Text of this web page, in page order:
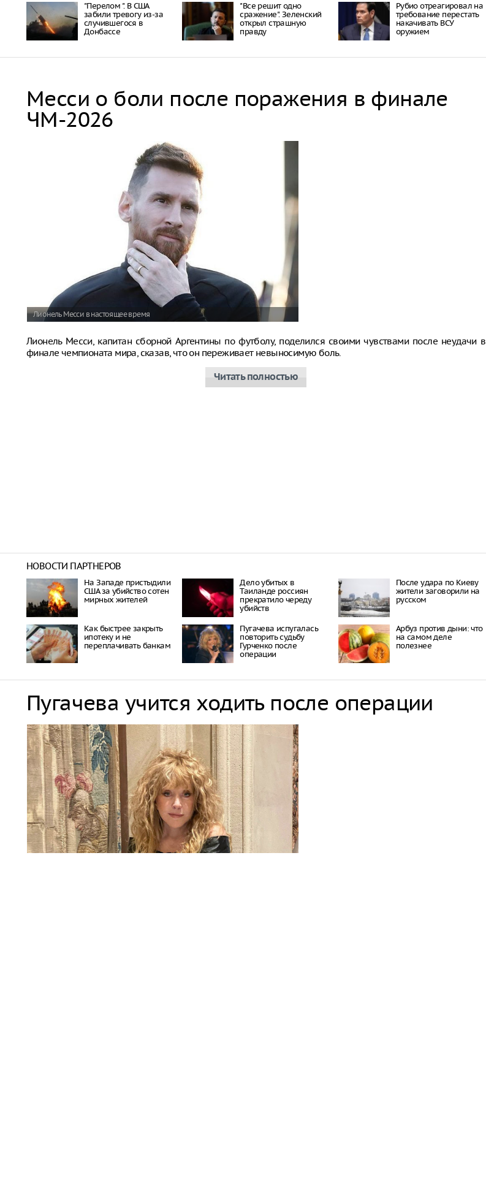
"Перелом ". В США
забили тревогу из-за
случившегося в
Донбассе
"Все решит одно
сражение". Зеленский
открыл страшную
правду
Рубио отреагировал на
требование перестать
накачивать ВСУ
оружием
Месси о боли после поражения в финале
ЧМ-2026
Лионель Месси в настоящее время
Лионель Месси, капитан сборной Аргентины по футболу, поделился своими чувствами после неудачи в
финале чемпионата мира, сказав, что он переживает невыносимую боль.
Читать полностью
НОВОСТИ ПАРТНЕРОВ
На Западе пристыдили
США за убийство сотен
мирных жителей
Дело убитых в
Таиланде россиян
прекратило череду
убийств
После удара по Киеву
жители заговорили на
русском
Как быстрее закрыть
ипотеку и не
переплачивать банкам
Пугачева испугалась
повторить судьбу
Гурченко после
операции
Арбуз против дыни: что
на самом деле
полезнее
Пугачева учится ходить после операции